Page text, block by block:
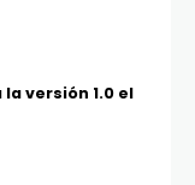
versión 1.0 el